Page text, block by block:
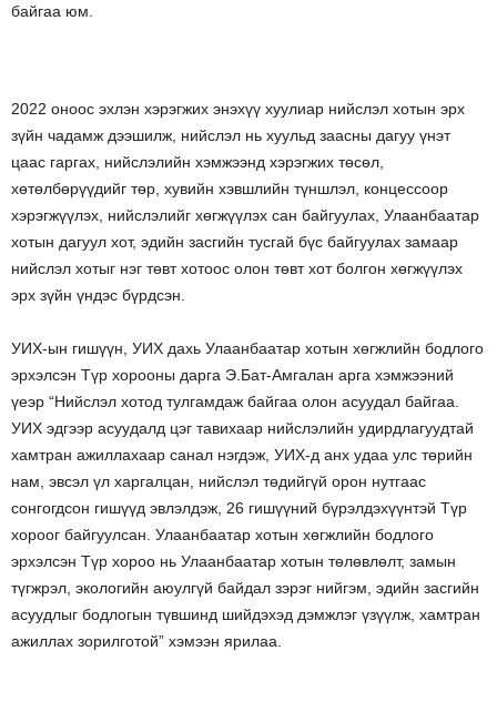
байгаа юм.
2022 оноос эхлэн хэрэгжих энэхүү хуулиар нийслэл хотын эрх
зүйн чадамж дээшилж, нийслэл нь хуульд заасны дагуу үнэт
цаас гаргах, нийслэлийн хэмжээнд хэрэгжих төсөл,
хөтөлбөрүүдийг төр, хувийн хэвшлийн түншлэл, концессоор
хэрэгжүүлэх, нийслэлийг хөгжүүлэх сан байгуулах, Улаанбаатар
хотын дагуул хот, эдийн засгийн тусгай бүс байгуулах замаар
нийслэл хотыг нэг төвт хотоос олон төвт хот болгон хөгжүүлэх
эрх зүйн үндэс бүрдсэн.
УИХ-ын гишүүн, УИХ дахь Улаанбаатар хотын хөгжлийн бодлого
эрхэлсэн Түр хорооны дарга Э.Бат-Амгалан арга хэмжээний
үеэр “Нийслэл хотод тулгамдаж байгаа олон асуудал байгаа.
УИХ эдгээр асуудалд цэг тавихаар нийслэлийн удирдлагуудтай
хамтран ажиллахаар санал нэгдэж, УИХ-д анх удаа улс төрийн
нам, эвсэл үл харгалцан, нийслэл төдийгүй орон нутгаас
сонгогдсон гишүүд эвлэлдэж, 26 гишүүний бүрэлдэхүүнтэй Түр
хороог байгуулсан. Улаанбаатар хотын хөгжлийн бодлого
эрхэлсэн Түр хороо нь Улаанбаатар хотын төлөвлөлт, замын
түгжрэл, экологийн аюулгүй байдал зэрэг нийгэм, эдийн засгийн
асуудлыг бодлогын түвшинд шийдэхэд дэмжлэг үзүүлж, хамтран
ажиллах зорилготой” хэмээн ярилаа.